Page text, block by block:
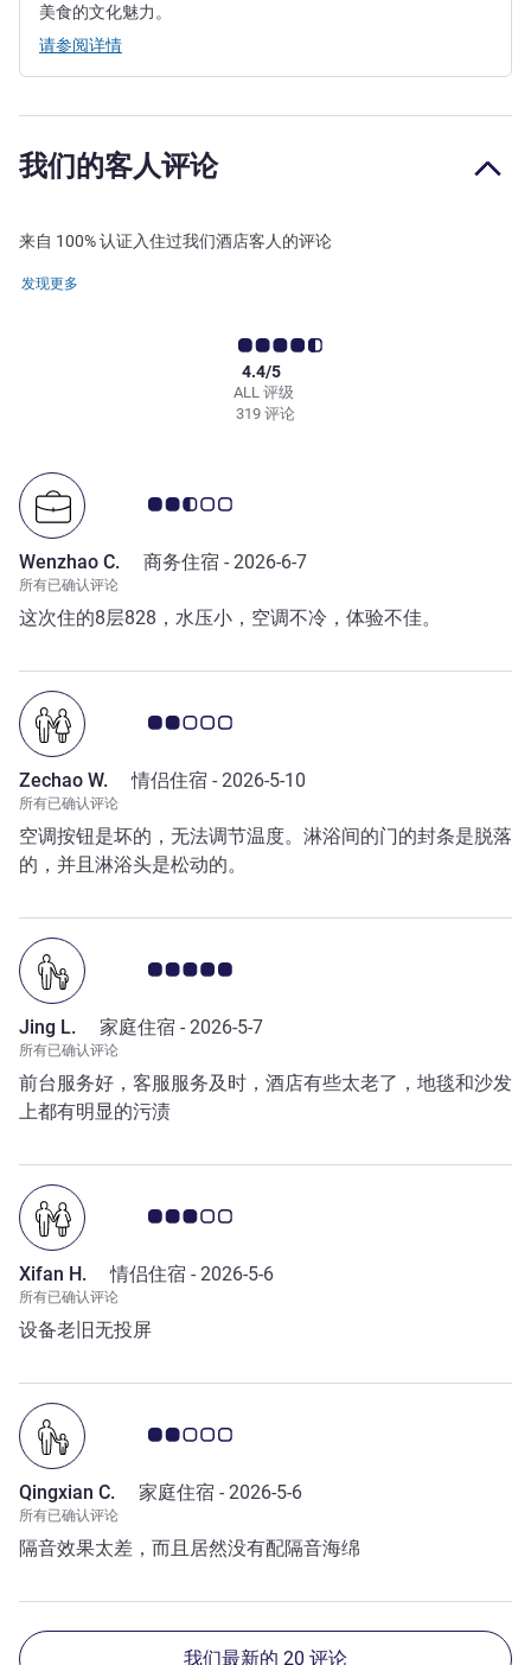
美食的文化魅力。
请参阅详情
我们的客人评论
来自 100% 认证入住过我们酒店客人的评论
发现更多
ALL 评级
4.4/5
319 评论
客户意见评级 2.5/5
Wenzhao C. 商务住宿 - 2026-6-7
所有已确认评论
这次住的8层828，水压小，空调不冷，体验不佳。
客户意见评级 2.0/5
Zechao W. 情侣住宿 - 2026-5-10
所有已确认评论
空调按钮是坏的，无法调节温度。淋浴间的门的封条是脱落
的，并且淋浴头是松动的。
客户意见评级 5.0/5
Jing L. 家庭住宿 - 2026-5-7
所有已确认评论
前台服务好，客服服务及时，酒店有些太老了，地毯和沙发
上都有明显的污渍
客户意见评级 3.0/5
Xifan H. 情侣住宿 - 2026-5-6
所有已确认评论
设备老旧无投屏
客户意见评级 2.0/5
Qingxian C. 家庭住宿 - 2026-5-6
所有已确认评论
隔音效果太差，而且居然没有配隔音海绵
我们最新的 20 评论